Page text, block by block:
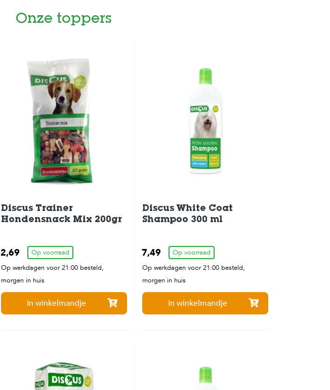
Onze toppers
Discus Trainer
Hondensnack Mix 200gr
2,69
Op voorraad
Op werkdagen voor 21:00 besteld,
morgen in huis
In winkelmandje
Discus White Coat
Shampoo 300 ml
7,49
Op voorraad
Op werkdagen voor 21:00 besteld,
morgen in huis
In winkelmandje